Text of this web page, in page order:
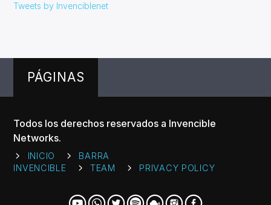
Tweets by Invenciblenet
PÁGINAS
Todos los derechos reservados a Invencible
Networks.
INICIO
BARRA
INVENCIBLE
TEAM PRIVACY POLICY